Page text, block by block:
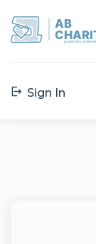
AB
powerd by
Sign In